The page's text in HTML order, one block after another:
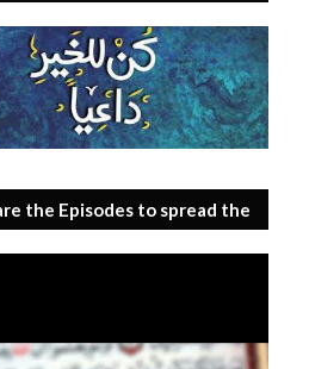
the Episodes to spread the
benefit